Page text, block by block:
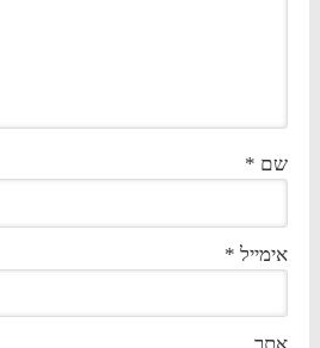
שם *
אימייל *